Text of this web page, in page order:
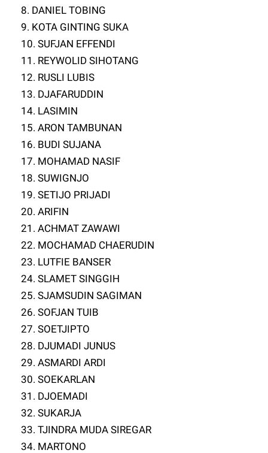
8. DANIEL TOBING
9. KOTA GINTING SUKA
10. SUFJAN EFFENDI
11. REYWOLID SIHOTANG
12. RUSLI LUBIS
13. DJAFARUDDIN
14. LASIMIN
15. ARON TAMBUNAN
16. BUDI SUJANA
17. MOHAMAD NASIF
18. SUWIGNJO
19. SETIJO PRIJADI
20. ARIFIN
21. ACHMAT ZAWAWI
22. MOCHAMAD CHAERUDIN
23. LUTFIE BANSER
24. SLAMET SINGGIH
25. SJAMSUDIN SAGIMAN
26. SOFJAN TUIB
27. SOETJIPTO
28. DJUMADI JUNUS
29. ASMARDI ARDI
30. SOEKARLAN
31. DJOEMADI
32. SUKARJA
33. TJINDRA MUDA SIREGAR
34. MARTONO